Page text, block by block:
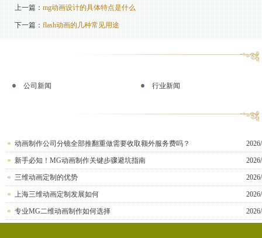
上一篇：mg动画设计的具体特点是什么
下一篇：flash动画的几种常见用途
公司新闻 行业新闻
动画制作公司分镜全部推翻重做需要收取额外服务费吗？
新手必知！MG动画制作关键步骤避坑指南
三维动画定制的优势
上海三维动画定制发展如何
专业MG二维动画制作如何选择